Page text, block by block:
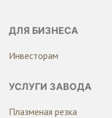
ДЛЯ БИЗНЕСА
Инвесторам
УСЛУГИ ЗАВОДА
Плазменая резка